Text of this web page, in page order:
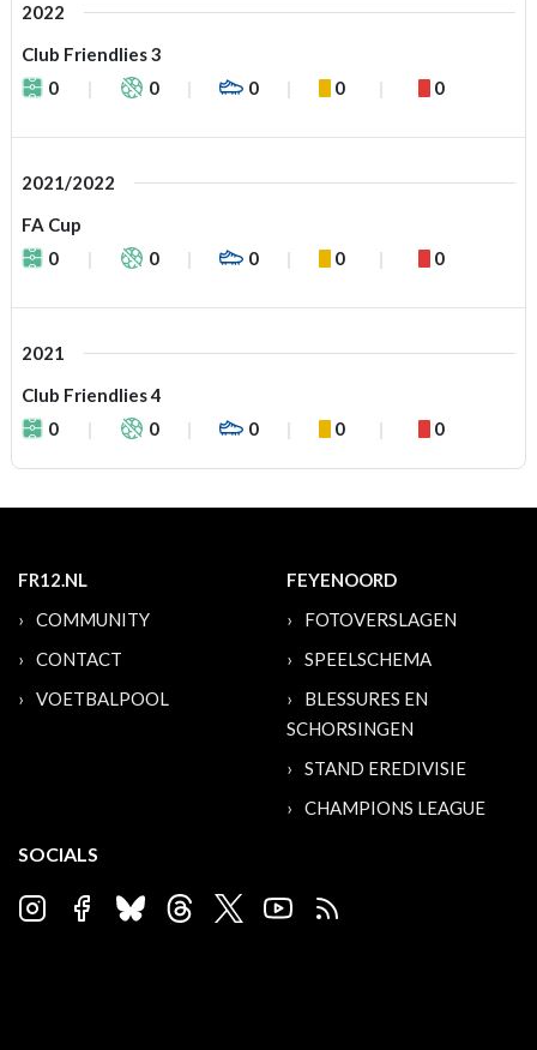
2022
Club Friendlies 3
0
0 0 0 0
2021/2022
FA Cup
0
0 0 0 0
2021
Club Friendlies 4
0
0 0 0 0
FR12.NL
COMMUNITY
CONTACT
VOETBALPOOL
FEYENOORD
FOTOVERSLAGEN
SPEELSCHEMA
BLESSURES EN
SCHORSINGEN
STAND EREDIVISIE
CHAMPIONS LEAGUE
SOCIALS